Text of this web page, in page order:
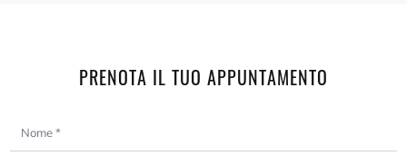
PRENOTA IL TUO APPUNTAMENTO